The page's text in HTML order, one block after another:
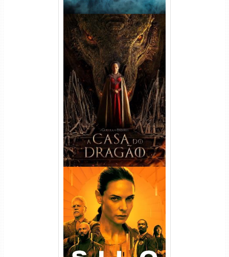
A Casa do Dragão 1ª
Temporada Torrent (2022)
WEB-DL 720p/1080p Dual
Áudio
Silo 1ª Temporada Torrent
(2023) WEB-DL
720p/1080p/4K Dual Áudio